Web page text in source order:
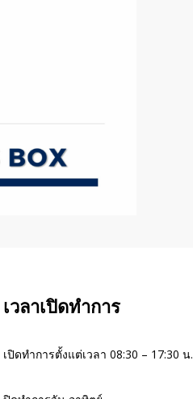
เวลาเปิดทำการ
เปิดทำการตั้งแต่เวลา 08:30 – 17:30 น.